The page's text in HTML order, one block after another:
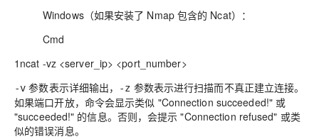
Windows（如果安装了 Nmap 包含的 Ncat）：
Cmd
1ncat -vz <server_ip> <port_number>
-v 参数表示详细输出， -z 参数表示进行扫描而不真正建立连接。
如果端口开放，命令会显示类似 "Connection succeeded!" 或
"succeeded!" 的信息。否则，会提示 "Connection refused" 或类
似的错误消息。